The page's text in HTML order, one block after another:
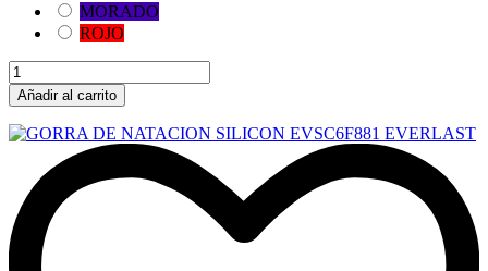
MORADO
ROJO
Añadir al carrito